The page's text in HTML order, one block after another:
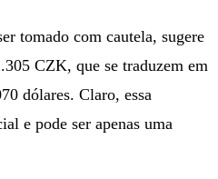
tomado com cautela, sugere
CZK, que se traduzem em
dólares. Claro, essa
e pode ser apenas uma